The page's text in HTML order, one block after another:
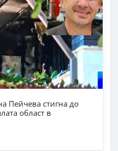
Пейчева стигна до
област в